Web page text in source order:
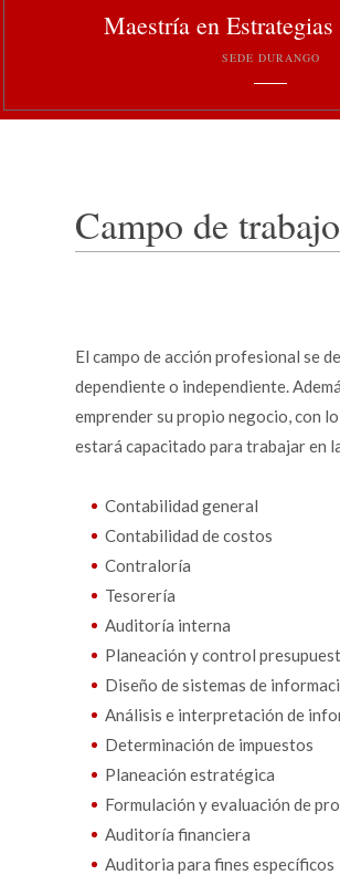
Maestría en
SEDE DURANGO
Campo de trabajo
El campo de acción profesional se
dependiente o independiente.
emprender su propio negocio, con
estará capacitado para trabajar en
Contabilidad general
Contabilidad de costos
Contraloría
Tesorería
Auditoría interna
Planeación y control
Diseño de sistemas de
Análisis e interpretación de
Determinación de impuestos
Planeación estratégica
Formulación y evaluación de
Auditoría financiera
Auditoria para fines específicos